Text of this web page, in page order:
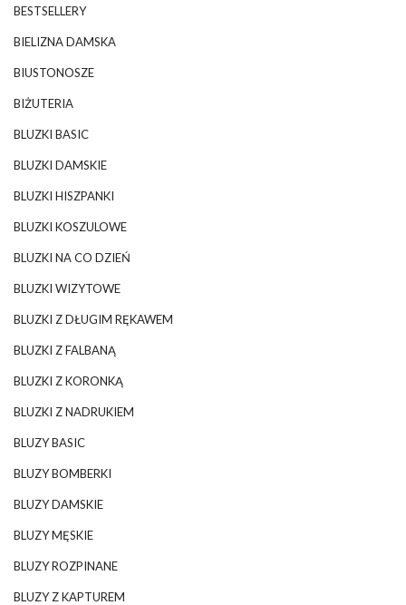
BESTSELLERY
BIELIZNA DAMSKA
BIUSTONOSZE
BIŻUTERIA
BLUZKI BASIC
BLUZKI DAMSKIE
BLUZKI HISZPANKI
BLUZKI KOSZULOWE
BLUZKI NA CO DZIEŃ
BLUZKI WIZYTOWE
BLUZKI Z DŁUGIM RĘKAWEM
BLUZKI Z FALBANĄ
BLUZKI Z KORONKĄ
BLUZKI Z NADRUKIEM
BLUZY BASIC
BLUZY BOMBERKI
BLUZY DAMSKIE
BLUZY MĘSKIE
BLUZY ROZPINANE
BLUZY Z KAPTUREM